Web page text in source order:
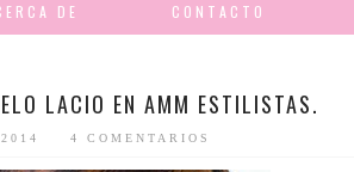
DE CONTACTO
LACIO EN AMM ESTILISTAS.
4 COMENTARIOS